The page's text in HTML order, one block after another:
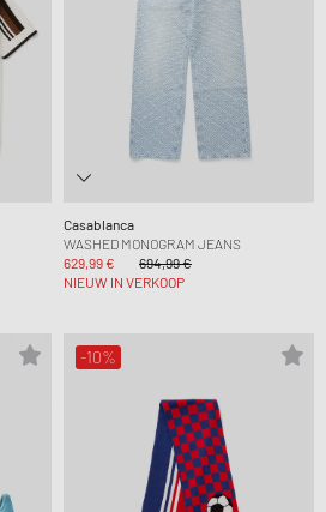
Casablanca
WASHED MONOGRAM JEANS
629,99 €
694,99 €
NIEUW IN VERKOOP
-10%